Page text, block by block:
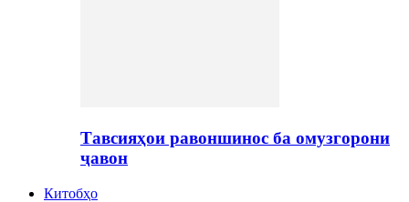
Тавсияҳои равоншинос ба омузгорони
ҷавон
Китобҳо